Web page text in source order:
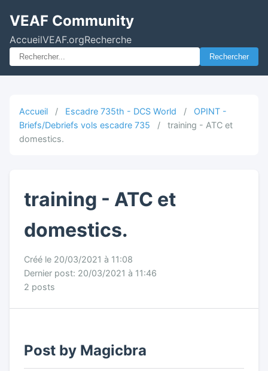
VEAF Community
AccueilVEAF.orgRecherche
Rechercher
Accueil / Escadre 735th - DCS World /
OPINT -
Briefs/Debriefs vols escadre 735
/
training - ATC et
domestics.
training - ATC et
domestics.
Créé le 20/03/2021 à 11:08
Dernier post: 20/03/2021 à 11:46
2 posts
Post by Magicbra